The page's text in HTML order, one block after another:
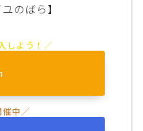
のばら】